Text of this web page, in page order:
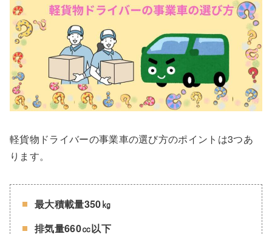
軽貨物ドライバーの事業車の選び方のポイントは3つあ
ります。
最大積載量350㎏
排気量660㏄以下